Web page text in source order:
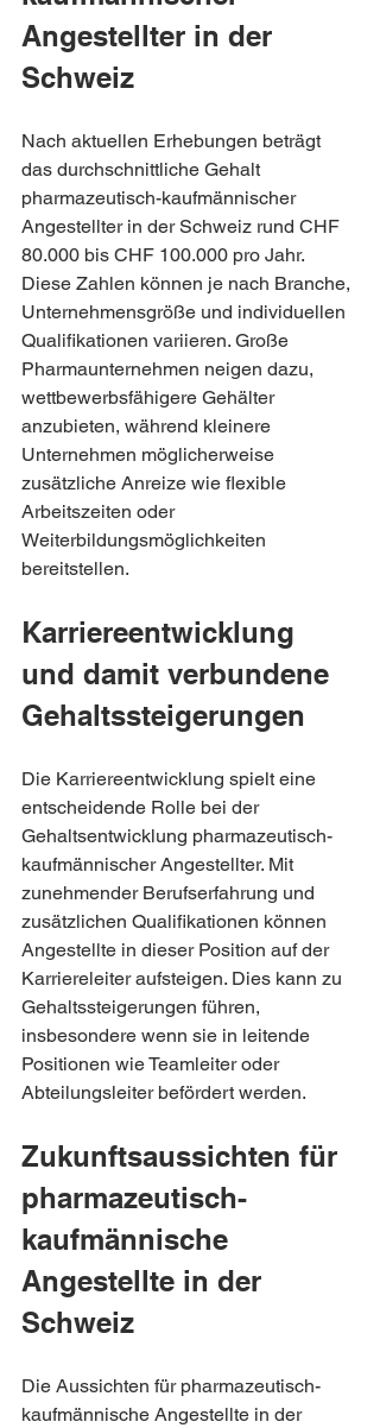
Angestellter in der
Schweiz
Nach aktuellen Erhebungen beträgt
das durchschnittliche Gehalt
pharmazeutisch-kaufmännischer
Angestellter in der Schweiz rund CHF
80.000 bis CHF 100.000 pro Jahr.
Diese Zahlen können je nach Branche,
Unternehmensgröße und individuellen
Qualifikationen variieren. Große
Pharmaunternehmen neigen dazu,
wettbewerbsfähigere Gehälter
anzubieten, während kleinere
Unternehmen möglicherweise
zusätzliche Anreize wie flexible
Arbeitszeiten oder
Weiterbildungsmöglichkeiten
bereitstellen.
Karriereentwicklung
und damit verbundene
Gehaltssteigerungen
Die Karriereentwicklung spielt eine
entscheidende Rolle bei der
Gehaltsentwicklung pharmazeutisch-
kaufmännischer Angestellter. Mit
zunehmender Berufserfahrung und
zusätzlichen Qualifikationen können
Angestellte in dieser Position auf der
Karriereleiter aufsteigen. Dies kann zu
Gehaltssteigerungen führen,
insbesondere wenn sie in leitende
Positionen wie Teamleiter oder
Abteilungsleiter befördert werden.
Zukunftsaussichten für
pharmazeutisch-
kaufmännische
Angestellte in der
Schweiz
Die Aussichten für pharmazeutisch-
kaufmännische Angestellte in der